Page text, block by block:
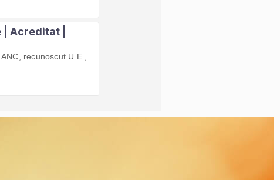
Acreditat |
recunoscut U.E.,